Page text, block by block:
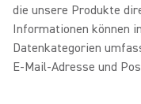
die unsere Produkte
Informationen können
Datenkategorien
E-Mail-Adresse und